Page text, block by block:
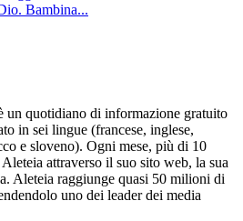
Bambina...
un quotidiano di informazione gratuito
in sei lingue (francese, inglese,
e sloveno). Ogni mese, più di 10
attraverso il suo sito web, la sua
Aleteia raggiunge quasi 50 milioni di
uno dei leader dei media